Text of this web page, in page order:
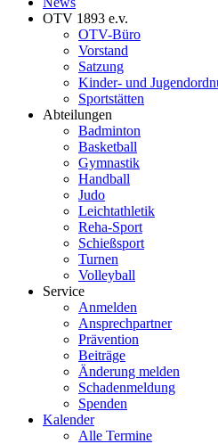
OTV 1893 e.v.
OTV-Büro
Vorstand
Satzung
Kinder- und
Sportstätten
Abteilungen
Badminton
Basketball
Gymnastik
Handball
Judo
Leichtathletik
Reha-Sport
Schießsport
Turnen
Volleyball
Service
Anmelden
Ansprechpartner
Prävention
Beiträge
Änderung melden
Schadenmeldung
Spenden
Kalender
Alle Termine